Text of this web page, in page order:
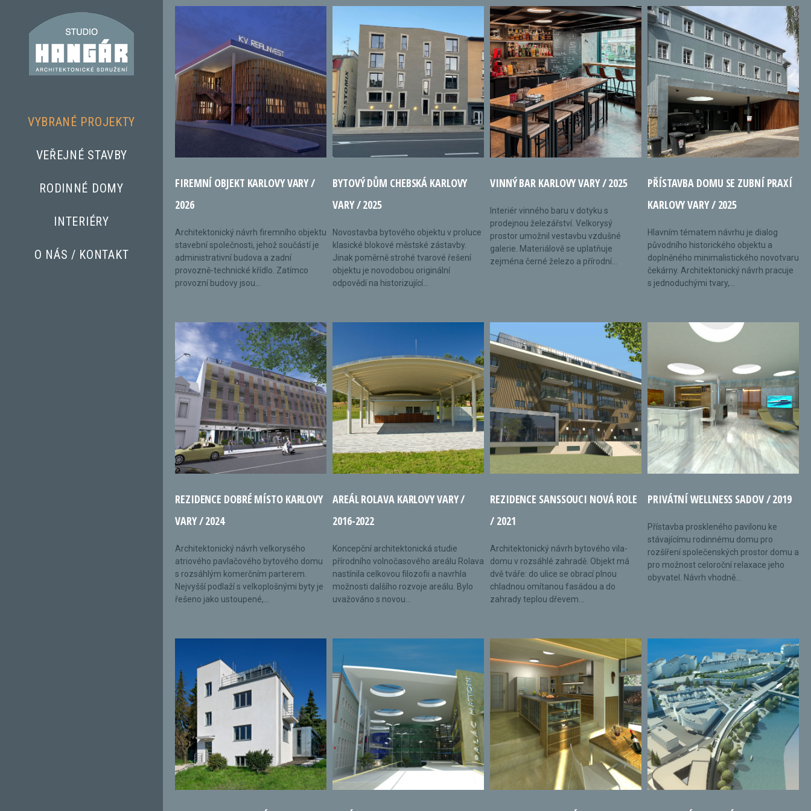
VYBRANÉ PROJEKTY
VEŘEJNÉ STAVBY
RODINNÉ DOMY
INTERIÉRY
O NÁS / KONTAKT
FIREMNÍ OBJEKT KARLOVY VARY /
2026
Architektonický návrh firemního objektu
stavební společnosti, jehož součástí je
administrativní budova a zadní
provozně-technické křídlo. Zatímco
provozní budovy jsou...
BYTOVÝ DŮM CHEBSKÁ KARLOVY
VARY / 2025
Novostavba bytového objektu v proluce
klasické blokové městské zástavby.
Jinak poměrně strohé tvarové řešení
objektu je novodobou originální
odpovědí na historizující...
VINNÝ BAR KARLOVY VARY / 2025
Interiér vinného baru v dotyku s
prodejnou železářství. Velkorysý
prostor umožnil vestavbu vzdušné
galerie. Materiálově se uplatňuje
zejména černé železo a přírodní...
PŘÍSTAVBA DOMU SE ZUBNÍ PRAXÍ
KARLOVY VARY / 2025
Hlavním tématem návrhu je dialog
původního historického objektu a
doplněného minimalistického novotvaru
čekárny. Architektonický návrh pracuje
s jednoduchými tvary,...
REZIDENCE DOBRÉ MÍSTO KARLOVY
VARY / 2024
Architektonický návrh velkorysého
atriového pavlačového bytového domu
s rozsáhlým komerčním parterem.
Nejvyšší podlaží s velkoplošnými byty je
řešeno jako ustoupené,...
AREÁL ROLAVA KARLOVY VARY /
2016-2022
Koncepční architektonická studie
přírodního volnočasového areálu Rolava
nastínila celkovou filozofii a navrhla
možnosti dalšího rozvoje areálu. Bylo
uvažováno s novou...
REZIDENCE SANSSOUCI NOVÁ ROLE
/ 2021
Architektonický návrh bytového vila-
domu v rozsáhlé zahradě. Objekt má
dvě tváře: do ulice se obrací plnou
chladnou omítanou fasádou a do
zahrady teplou dřevem...
PRIVÁTNÍ WELLNESS SADOV / 2019
Přístavba proskleného pavilonu ke
stávajícímu rodinnému domu pro
rozšíření společenských prostor domu a
pro možnost celoroční relaxace jeho
obyvatel. Návrh vhodně...